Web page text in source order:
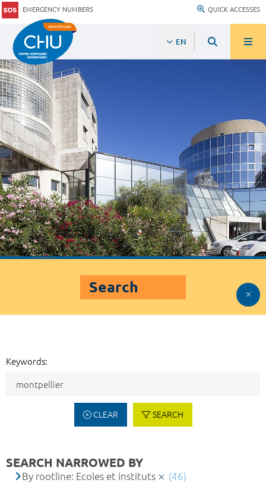
EMERGENCY NUMBERS QUICK ACCESSES
EN
Search
Keywords:
CLEAR SEARCH
SEARCH NARROWED BY
By rootline: Ecoles et instituts (46)